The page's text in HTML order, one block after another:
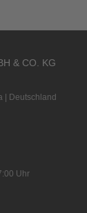
& CO. KG
| Deutschland
Uhr